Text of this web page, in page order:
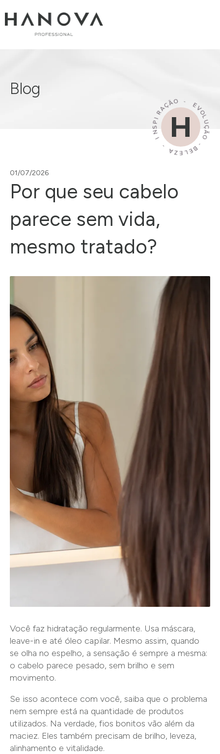
Blog
01/07/2026
Por que seu cabelo
parece sem vida,
mesmo tratado?
Você faz hidratação regularmente. Usa máscara,
leave-in e até óleo capilar. Mesmo assim, quando
se olha no espelho, a sensação é sempre a mesma:
o cabelo parece pesado, sem brilho e sem
movimento.
Se isso acontece com você, saiba que o problema
nem sempre está na quantidade de produtos
utilizados. Na verdade, fios bonitos vão além da
maciez. Eles também precisam de brilho, leveza,
alinhamento e vitalidade.